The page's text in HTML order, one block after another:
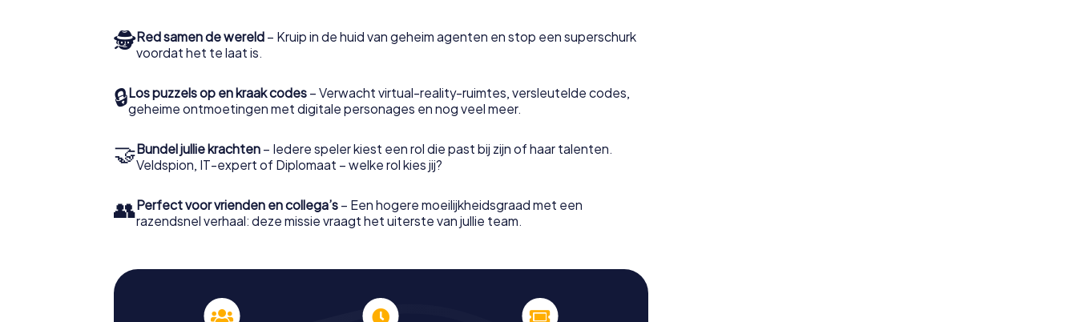
🕵Red samen de wereld – Kruip in de huid van geheim agenten en stop een superschurk
voordat het te laat is.
🔒Los puzzels op en kraak codes – Verwacht virtual-reality-ruimtes, versleutelde codes,
geheime ontmoetingen met digitale personages en nog veel meer.
🤝Bundel jullie krachten – Iedere speler kiest een rol die past bij zijn of haar talenten.
Veldspion, IT-expert of Diplomaat – welke rol kies jij?
👥Perfect voor vrienden en collega’s – Een hogere moeilijkheidsgraad met een
razendsnel verhaal: deze missie vraagt het uiterste van jullie team.